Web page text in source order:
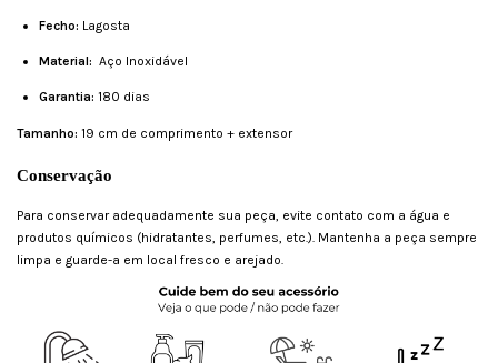
Fecho: Lagosta
Material: Aço Inoxidável
Garantia: 180 dias
Tamanho: 19 cm de comprimento + extensor
Conservação
Para conservar adequadamente sua peça, evite contato com a água e
produtos químicos (hidratantes, perfumes, etc.). Mantenha a peça sempre
limpa e guarde-a em local fresco e arejado.